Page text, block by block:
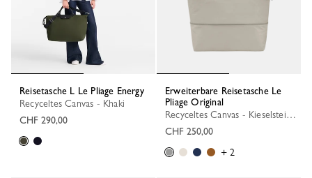
Reisetasche L Le Pliage Energy
Recyceltes Canvas - Khaki
CHF 290,00
Erweiterbare Reisetasche Le
Pliage Original
Recyceltes Canvas - Kieselsteingrau
CHF 250,00
+ 2